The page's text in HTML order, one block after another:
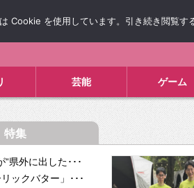
芸能 ゲーム
特集
県外に出した･･･
ックバター」･･･
Cookie を使用しています。引き続き閲覧す